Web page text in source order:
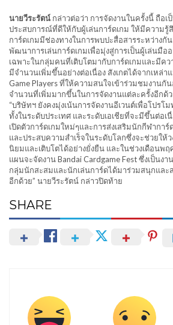
นายวีระรัตน์ กล่าวต่อว่า การจัดงานในครั้งนี้ ถือเ
ประสบการณ์ที่ดีให้กับผู้เล่นการ์ดเกม ให้มีความ
การ์ดเกมมีช่องทางในการพบปะสื่อสารระหว่างกั
พัฒนาการเล่นการ์ดเกมเพื่อมุ่งสู่การเป็นผู้เล่นมือ
เฉพาะในกลุ่มคนที่เติบโตมากับการ์ดเกมและมีค
มีจำนวนเพิ่มขึ้นอย่างต่อเนื่อง สังเกตได้จากเหล่า
Game Players ที่ให้ความสนใจเข้าร่วมชมงานกั
จำนวนที่เพิ่มมากขึ้นในการจัดงานแต่ละครั้งอีกด้
“บริษัทฯ ยังคงมุ่งเน้นการจัดงานอีเวนต์เพื่อโปรโ
ทั้งในระดับประเทศ และระดับเอเชียที่จะมีขึ้นต่อเ
เปิดตัวการ์ดเกมใหม่ๆและการส่งเสริมนักกีฬากา
และประสบความสำเร็จในระดับโลกซึ่งจะช่วยให้
นิยมและเติบโตได้อย่างยั่งยืน และในช่วงเดือนพ
แผนจะจัดงาน Bandai Cardgame Fest ซึ่งเป็นง
กลุ่มนักสะสมและนักเล่นการ์ดได้มาร่วมสนุกและ
อีกด้วย” นายวีระรัตน์ กล่าวปิดท้าย
SHARE